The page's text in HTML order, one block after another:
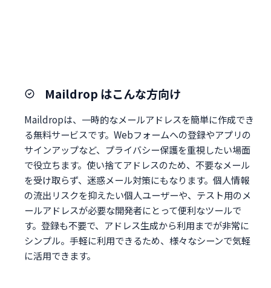
Maildrop はこんな方向け
Maildropは、一時的なメールアドレスを簡単に作成でき
る無料サービスです。Webフォームへの登録やアプリの
サインアップなど、プライバシー保護を重視したい場面
で役立ちます。使い捨てアドレスのため、不要なメール
を受け取らず、迷惑メール対策にもなります。個人情報
の流出リスクを抑えたい個人ユーザーや、テスト用のメ
ールアドレスが必要な開発者にとって便利なツールで
す。登録も不要で、アドレス生成から利用までが非常に
シンプル。手軽に利用できるため、様々なシーンで気軽
に活用できます。